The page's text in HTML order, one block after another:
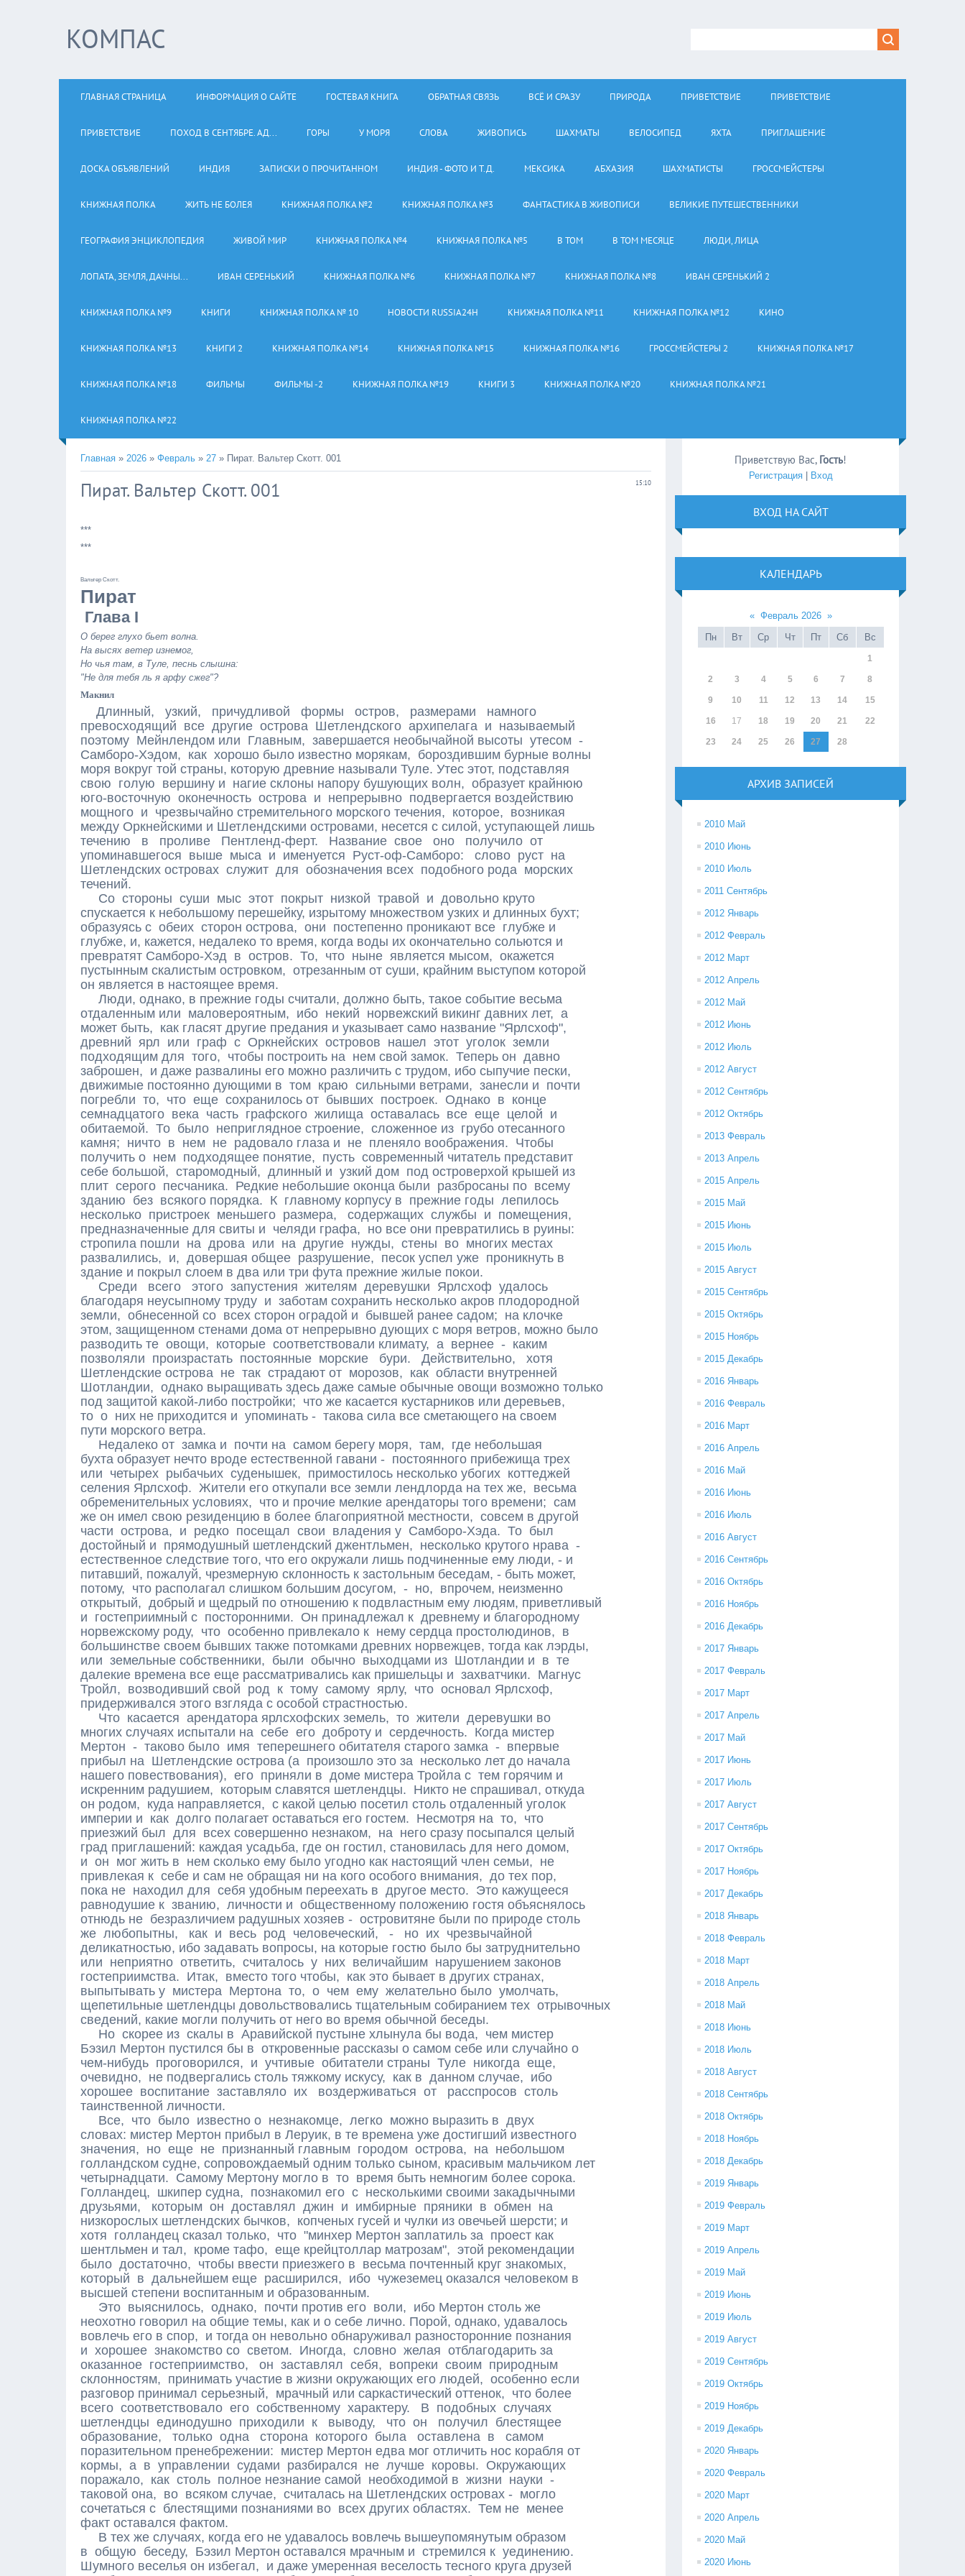
КОМПАС
ГЛАВНАЯ СТРАНИЦА ИНФОРМАЦИЯ О САЙТЕ ГОСТЕВАЯ КНИГА ОБРАТНАЯ СВЯЗЬ ВСЁ И СРАЗУ ПРИРОДА ПРИВЕТСТВИЕ ПРИВЕТСТВИЕ
ПРИВЕТСТВИЕ ПОХОД В СЕНТЯБРЕ. АД... ГОРЫ У МОРЯ СЛОВА ЖИВОПИСЬ ШАХМАТЫ ВЕЛОСИПЕД ЯХТА ПРИГЛАШЕНИЕ
ДОСКА ОБЪЯВЛЕНИЙ ИНДИЯ ЗАПИСКИ О ПРОЧИТАННОМ ИНДИЯ - ФОТО И Т.Д. МЕКСИКА АБХАЗИЯ ШАХМАТИСТЫ ГРОССМЕЙСТЕРЫ
КНИЖНАЯ ПОЛКА ЖИТЬ НЕ БОЛЕЯ КНИЖНАЯ ПОЛКА №2 КНИЖНАЯ ПОЛКА №3 ФАНТАСТИКА В ЖИВОПИСИ ВЕЛИКИЕ ПУТЕШЕСТВЕННИКИ
ГЕОГРАФИЯ ЭНЦИКЛОПЕДИЯ ЖИВОЙ МИР КНИЖНАЯ ПОЛКА №4 КНИЖНАЯ ПОЛКА №5 В ТОМ В ТОМ МЕСЯЦЕ ЛЮДИ, ЛИЦА
ЛОПАТА, ЗЕМЛЯ, ДАЧНЫ... ИВАН СЕРЕНЬКИЙ КНИЖНАЯ ПОЛКА №6 КНИЖНАЯ ПОЛКА №7 КНИЖНАЯ ПОЛКА №8 ИВАН СЕРЕНЬКИЙ 2
КНИЖНАЯ ПОЛКА №9 КНИГИ КНИЖНАЯ ПОЛКА № 10 НОВОСТИ RUSSIA24H КНИЖНАЯ ПОЛКА №11 КНИЖНАЯ ПОЛКА №12 КИНО
КНИЖНАЯ ПОЛКА №13 КНИГИ 2 КНИЖНАЯ ПОЛКА №14 КНИЖНАЯ ПОЛКА №15 КНИЖНАЯ ПОЛКА №16 ГРОССМЕЙСТЕРЫ 2 КНИЖНАЯ ПОЛКА №17
КНИЖНАЯ ПОЛКА №18 ФИЛЬМЫ ФИЛЬМЫ -2 КНИЖНАЯ ПОЛКА №19 КНИГИ 3 КНИЖНАЯ ПОЛКА №20 КНИЖНАЯ ПОЛКА №21
КНИЖНАЯ ПОЛКА №22
Главная » 2026 » Февраль » 27 » Пират. Вальтер Скотт. 001
15:10
Пират. Вальтер Скотт. 001
***
***
Вальтер Скотт.
Пират
Глава I
О берег глухо бьет волна.
На высях ветер изнемог,
Но чья там, в Туле, песнь слышна:
"Не для тебя ль я арфу сжег"?
Макнил
Длинный, узкий, причудливой формы остров, размерами намного
превосходящий все другие острова Шетлендского архипелага и называемый
поэтому Мейнлендом или Главным, завершается необычайной высоты утесом -
Самборо-Хэдом, как хорошо было известно морякам, бороздившим бурные волны
моря вокруг той страны, которую древние называли Туле. Утес этот, подставляя
свою голую вершину и нагие склоны напору бушующих волн, образует крайнюю
юго-восточную оконечность острова и непрерывно подвергается воздействию
мощного и чрезвычайно стремительного морского течения, которое, возникая
между Оркнейскими и Шетлендскими островами, несется с силой, уступающей лишь
течению в проливе Пентленд-ферт. Название свое оно получило от
упоминавшегося выше мыса и именуется Руст-оф-Самборо: слово руст на
Шетлендских островах служит для обозначения всех подобного рода морских
течений.
Со стороны суши мыс этот покрыт низкой травой и довольно круто
спускается к небольшому перешейку, изрытому множеством узких и длинных бухт;
образуясь с обеих сторон острова, они постепенно проникают все глубже и
глубже, и, кажется, недалеко то время, когда воды их окончательно сольются и
превратят Самборо-Хэд в остров. То, что ныне является мысом, окажется
пустынным скалистым островком, отрезанным от суши, крайним выступом которой
он является в настоящее время.
Люди, однако, в прежние годы считали, должно быть, такое событие весьма
отдаленным или маловероятным, ибо некий норвежский викинг давних лет, а
может быть, как гласят другие предания и указывает само название "Ярлсхоф",
древний ярл или граф с Оркнейских островов нашел этот уголок земли
подходящим для того, чтобы построить на нем свой замок. Теперь он давно
заброшен, и даже развалины его можно различить с трудом, ибо сыпучие пески,
движимые постоянно дующими в том краю сильными ветрами, занесли и почти
погребли то, что еще сохранилось от бывших построек. Однако в конце
семнадцатого века часть графского жилища оставалась все еще целой и
обитаемой. То было неприглядное строение, сложенное из грубо отесанного
камня; ничто в нем не радовало глаза и не пленяло воображения. Чтобы
получить о нем подходящее понятие, пусть современный читатель представит
себе большой, старомодный, длинный и узкий дом под островерхой крышей из
плит серого песчаника. Редкие небольшие оконца были разбросаны по всему
зданию без всякого порядка. К главному корпусу в прежние годы лепилось
несколько пристроек меньшего размера, содержащих службы и помещения,
предназначенные для свиты и челяди графа, но все они превратились в руины:
стропила пошли на дрова или на другие нужды, стены во многих местах
развалились, и, довершая общее разрушение, песок успел уже проникнуть в
здание и покрыл слоем в два или три фута прежние жилые покои.
Среди всего этого запустения жителям деревушки Ярлсхоф удалось
благодаря неусыпному труду и заботам сохранить несколько акров плодородной
земли, обнесенной со всех сторон оградой и бывшей ранее садом; на клочке
этом, защищенном стенами дома от непрерывно дующих с моря ветров, можно было
разводить те овощи, которые соответствовали климату, а вернее - каким
позволяли произрастать постоянные морские бури. Действительно, хотя
Шетлендские острова не так страдают от морозов, как области внутренней
Шотландии, однако выращивать здесь даже самые обычные овощи возможно только
под защитой какой-либо постройки; что же касается кустарников или деревьев,
то о них не приходится и упоминать - такова сила все сметающего на своем
пути морского ветра.
Недалеко от замка и почти на самом берегу моря, там, где небольшая
бухта образует нечто вроде естественной гавани - постоянного прибежища трех
или четырех рыбачьих суденышек, примостилось несколько убогих коттеджей
селения Ярлсхоф. Жители его откупали все земли лендлорда на тех же, весьма
обременительных условиях, что и прочие мелкие арендаторы того времени; сам
же он имел свою резиденцию в более благоприятной местности, совсем в другой
части острова, и редко посещал свои владения у Самборо-Хэда. То был
достойный и прямодушный шетлендский джентльмен, несколько крутого нрава -
естественное следствие того, что его окружали лишь подчиненные ему люди, - и
питавший, пожалуй, чрезмерную склонность к застольным беседам, - быть может,
потому, что располагал слишком большим досугом, - но, впрочем, неизменно
открытый, добрый и щедрый по отношению к подвластным ему людям, приветливый
и гостеприимный с посторонними. Он принадлежал к древнему и благородному
норвежскому роду, что особенно привлекало к нему сердца простолюдинов, в
большинстве своем бывших также потомками древних норвежцев, тогда как лэрды,
или земельные собственники, были обычно выходцами из Шотландии и в те
далекие времена все еще рассматривались как пришельцы и захватчики. Магнус
Тройл, возводивший свой род к тому самому ярлу, что основал Ярлсхоф,
придерживался этого взгляда с особой страстностью.
Что касается арендатора ярлсхофских земель, то жители деревушки во
многих случаях испытали на себе его доброту и сердечность. Когда мистер
Мертон - таково было имя теперешнего обитателя старого замка - впервые
прибыл на Шетлендские острова (а произошло это за несколько лет до начала
нашего повествования), его приняли в доме мистера Тройла с тем горячим и
искренним радушием, которым славятся шетлендцы. Никто не спрашивал, откуда
он родом, куда направляется, с какой целью посетил столь отдаленный уголок
империи и как долго полагает оставаться его гостем. Несмотря на то, что
приезжий был для всех совершенно незнаком, на него сразу посыпался целый
град приглашений: каждая усадьба, где он гостил, становилась для него домом,
и он мог жить в нем сколько ему было угодно как настоящий член семьи, не
привлекая к себе и сам не обращая ни на кого особого внимания, до тех пор,
пока не находил для себя удобным переехать в другое место. Это кажущееся
равнодушие к званию, личности и общественному положению гостя объяснялось
отнюдь не безразличием радушных хозяев - островитяне были по природе столь
же любопытны, как и весь род человеческий, - но их чрезвычайной
деликатностью, ибо задавать вопросы, на которые гостю было бы затруднительно
или неприятно ответить, считалось у них величайшим нарушением законов
гостеприимства. Итак, вместо того чтобы, как это бывает в других странах,
выпытывать у мистера Мертона то, о чем ему желательно было умолчать,
щепетильные шетлендцы довольствовались тщательным собиранием тех отрывочных
сведений, какие могли получить от него во время обычной беседы.
Но скорее из скалы в Аравийской пустыне хлынула бы вода, чем мистер
Бэзил Мертон пустился бы в откровенные рассказы о самом себе или случайно о
чем-нибудь проговорился, и учтивые обитатели страны Туле никогда еще,
очевидно, не подвергались столь тяжкому искусу, как в данном случае, ибо
хорошее воспитание заставляло их воздерживаться от расспросов столь
таинственной личности.
Все, что было известно о незнакомце, легко можно выразить в двух
словах: мистер Мертон прибыл в Леруик, в те времена уже достигший известного
значения, но еще не признанный главным городом острова, на небольшом
голландском судне, сопровождаемый одним только сыном, красивым мальчиком лет
четырнадцати. Самому Мертону могло в то время быть немногим более сорока.
Голландец, шкипер судна, познакомил его с несколькими своими закадычными
друзьями, которым он доставлял джин и имбирные пряники в обмен на
низкорослых шетлендских бычков, копченых гусей и чулки из овечьей шерсти; и
хотя голландец сказал только, что "минхер Мертон заплатиль за проест как
шентльмен и тал, кроме тафо, еще крейцтоллар матрозам", этой рекомендации
было достаточно, чтобы ввести приезжего в весьма почтенный круг знакомых,
который в дальнейшем еще расширился, ибо чужеземец оказался человеком в
высшей степени воспитанным и образованным.
Это выяснилось, однако, почти против его воли, ибо Мертон столь же
неохотно говорил на общие темы, как и о себе лично. Порой, однако, удавалось
вовлечь его в спор, и тогда он невольно обнаруживал разносторонние познания
и хорошее знакомство со светом. Иногда, словно желая отблагодарить за
оказанное гостеприимство, он заставлял себя, вопреки своим природным
склонностям, принимать участие в жизни окружающих его людей, особенно если
разговор принимал серьезный, мрачный или саркастический оттенок, что более
всего соответствовало его собственному характеру. В подобных случаях
шетлендцы единодушно приходили к выводу, что он получил блестящее
образование, только одна сторона которого была оставлена в самом
поразительном пренебрежении: мистер Мертон едва мог отличить нос корабля от
кормы, а в управлении судами разбирался не лучше коровы. Окружающих
поражало, как столь полное незнание самой необходимой в жизни науки -
таковой она, во всяком случае, считалась на Шетлендских островах - могло
сочетаться с блестящими познаниями во всех других областях. Тем не менее
факт оставался фактом.
В тех же случаях, когда его не удавалось вовлечь вышеупомянутым образом
в общую беседу, Бэзил Мертон оставался мрачным и стремился к уединению.
Шумного веселья он избегал, и даже умеренная веселость тесного круга друзей
Приветствую Вас, Гость!
Регистрация| Вход
ВХОД НА САЙТ
КАЛЕНДАРЬ
« Февраль 2026 »
Пн
Вт Ср Чт Пт Сб Вс
1
2 3 4 5 6 7 8
9 10 11 12 13 14 15
16 17 18 19 20 21 22
23 24 25 26 27 28
АРХИВ ЗАПИСЕЙ
2010 Май
2010 Июнь
2010 Июль
2011 Сентябрь
2012 Январь
2012 Февраль
2012 Март
2012 Апрель
2012 Май
2012 Июнь
2012 Июль
2012 Август
2012 Сентябрь
2012 Октябрь
2013 Февраль
2013 Апрель
2015 Апрель
2015 Май
2015 Июнь
2015 Июль
2015 Август
2015 Сентябрь
2015 Октябрь
2015 Ноябрь
2015 Декабрь
2016 Январь
2016 Февраль
2016 Март
2016 Апрель
2016 Май
2016 Июнь
2016 Июль
2016 Август
2016 Сентябрь
2016 Октябрь
2016 Ноябрь
2016 Декабрь
2017 Январь
2017 Февраль
2017 Март
2017 Апрель
2017 Май
2017 Июнь
2017 Июль
2017 Август
2017 Сентябрь
2017 Октябрь
2017 Ноябрь
2017 Декабрь
2018 Январь
2018 Февраль
2018 Март
2018 Апрель
2018 Май
2018 Июнь
2018 Июль
2018 Август
2018 Сентябрь
2018 Октябрь
2018 Ноябрь
2018 Декабрь
2019 Январь
2019 Февраль
2019 Март
2019 Апрель
2019 Май
2019 Июнь
2019 Июль
2019 Август
2019 Сентябрь
2019 Октябрь
2019 Ноябрь
2019 Декабрь
2020 Январь
2020 Февраль
2020 Март
2020 Апрель
2020 Май
2020 Июнь